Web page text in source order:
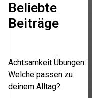
Beliebte
Beiträge
Achtsamkeit Übungen:
Welche passen zu
deinem Alltag?